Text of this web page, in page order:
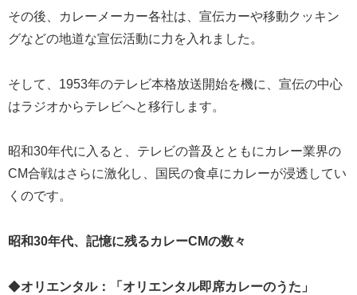
その後、カレーメーカー各社は、宣伝カーや移動クッキン
グなどの地道な宣伝活動に力を入れました。
そして、1953年のテレビ本格放送開始を機に、宣伝の中心
はラジオからテレビへと移行します。
昭和30年代に入ると、テレビの普及とともにカレー業界の
CM合戦はさらに激化し、国民の食卓にカレーが浸透してい
くのです。
昭和30年代、記憶に残るカレーCMの数々
◆オリエンタル：「オリエンタル即席カレーのうた」